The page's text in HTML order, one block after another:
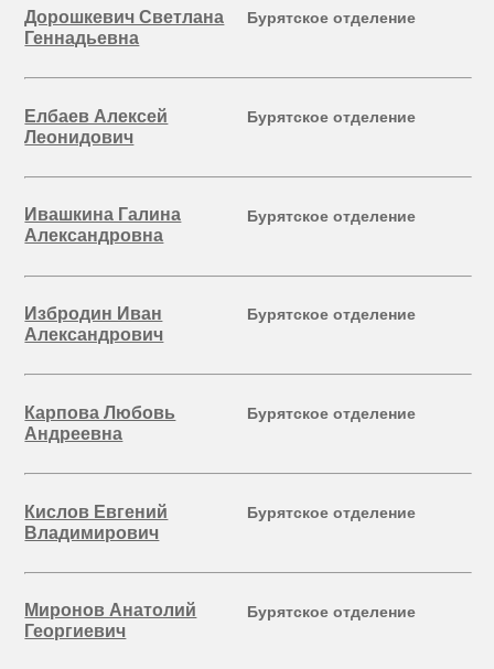
Дорошкевич Светлана
Геннадьевна
Бурятское отделение
Елбаев Алексей
Леонидович
Бурятское отделение
Ивашкина Галина
Александровна
Бурятское отделение
Избродин Иван
Александрович
Бурятское отделение
Карпова Любовь
Андреевна
Бурятское отделение
Кислов Евгений
Владимирович
Бурятское отделение
Миронов Анатолий
Георгиевич
Бурятское отделение